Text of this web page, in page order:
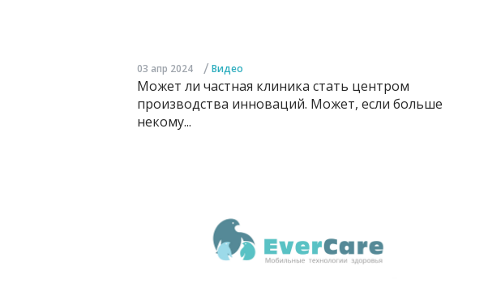
03 апр 2024 / Видео
Может ли частная клиника стать центром
производства инноваций. Может, если больше
некому...